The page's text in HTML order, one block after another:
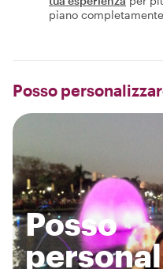
piano
Posso
Posso